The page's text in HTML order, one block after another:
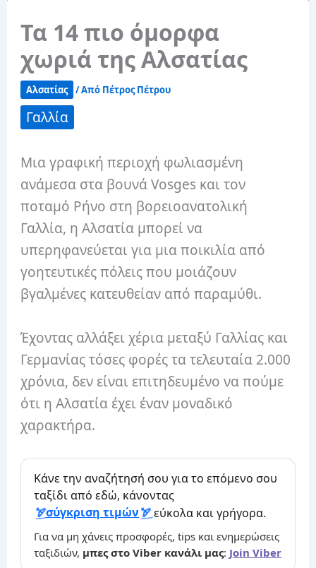
Τα 14 πιο όμορφα
χωριά της Αλσατίας
Αλσατίας / Από Πέτρος Πέτρου
Γαλλία
Μια γραφική περιοχή φωλιασμένη
ανάμεσα στα βουνά Vosges και τον
ποταμό Ρήνο στη βορειοανατολική
Γαλλία, η Αλσατία μπορεί να
υπερηφανεύεται για μια ποικιλία από
γοητευτικές πόλεις που μοιάζουν
βγαλμένες κατευθείαν από παραμύθι.
Έχοντας αλλάξει χέρια μεταξύ Γαλλίας και
Γερμανίας τόσες φορές τα τελευταία 2.000
χρόνια, δεν είναι επιτηδευμένο να πούμε
ότι η Αλσατία έχει έναν μοναδικό
χαρακτήρα.
Κάνε την αναζήτησή σου για το επόμενο σου
ταξίδι από εδώ, κάνοντας
σύγκριση τιμών
εύκολα και γρήγορα.
Για να μη χάνεις προσφορές, tips και ενημερώσεις
ταξιδιών, μπες στο Viber κανάλι μας: Join Viber